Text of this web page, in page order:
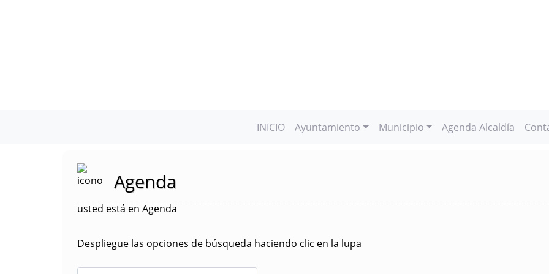
INICIO Ayuntamiento Municipio Agenda Alcaldía
Agenda
usted está en Agenda
Despliegue las opciones de búsqueda haciendo clic en la lupa